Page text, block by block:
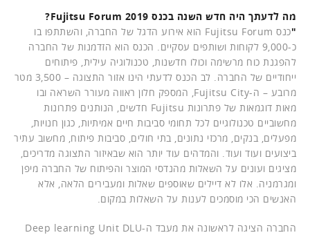
מה לדעתך היה חדש השנה בכנס Fujitsu Forum 2019?
"
כנס Fujitsu Forum הוא אירוע הדגל של החברה, והשתתפו בו
כ-9,000 לקוחות ושותפים עסקיים. הכנס הוא הזדמנות של החברה
להפגנת כוח מרשימה וכולו חדשנות, טכנולוגיה עילית, פיתוחים
ייחודיים של החברה. לב הכנס לדעתי הינו אזור התצוגה – 3,500 מטר
מרובע – ה-Fujitsu City, המספק חלון ראווה מעורר השראה ובו
מאות דוגמאות של פתרונות Fujitsu חדשים, הנותנים פתרונות
מחשוביים טכנולוגיים לכל תחומי סביבות חיים אמיתיות, כגון חנויות,
מפעלים, בנקים, מרכזי נתונים, בתי חולים, סביבות פיתוח, מחשוב עתיר
ביצועים ועוד ועוד. והמדהים עוד יותר הוא שבאיזור התצוגה מדריכים,
מציגים ועונים על השאלות מהנדסי המוצר והפיתוח של החברה מיפן
ומגרמניה. אלו לא דיילים שאוספים שאלות ומעבירים הלאה, אלא
האנשים הכי מוסמכים לענות על השאלות במקום.
החברה הציגה לראשונה את מעבד ה-Deep learning Unit DLU